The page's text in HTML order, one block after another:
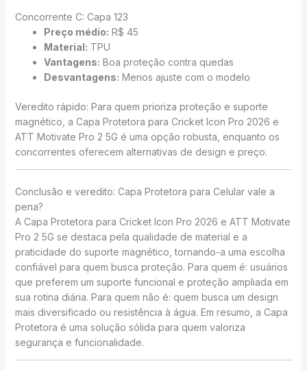
Concorrente C: Capa 123
Preço médio: R$ 45
Material: TPU
Vantagens: Boa proteção contra quedas
Desvantagens: Menos ajuste com o modelo
Veredito rápido: Para quem prioriza proteção e suporte
magnético, a Capa Protetora para Cricket Icon Pro 2026 e
ATT Motivate Pro 2 5G é uma opção robusta, enquanto os
concorrentes oferecem alternativas de design e preço.
Conclusão e veredito: Capa Protetora para Celular vale a
pena?
A Capa Protetora para Cricket Icon Pro 2026 e ATT Motivate
Pro 2 5G se destaca pela qualidade de material e a
praticidade do suporte magnético, tornando-a uma escolha
confiável para quem busca proteção. Para quem é: usuários
que preferem um suporte funcional e proteção ampliada em
sua rotina diária. Para quem não é: quem busca um design
mais diversificado ou resistência à água. Em resumo, a Capa
Protetora é uma solução sólida para quem valoriza
segurança e funcionalidade.